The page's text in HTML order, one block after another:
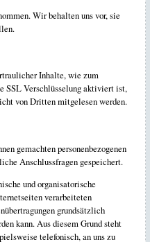
Wir behalten uns vor, sie
Inhalte, wie zum
SSL Verschlüsselung aktiviert ist,
von Dritten mitgelesen werden.
gemachten personenbezogenen
Anschlussfragen gespeichert.
und organisatorische
verarbeiteten
grundsätzlich
kann. Aus diesem Grund steht
telefonisch, an uns zu